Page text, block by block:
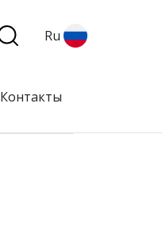
Ru
Контакты